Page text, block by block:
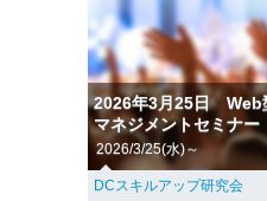
2026年3月25日 Web
マネジメントセミナー
2026/3/25(水)～
DCスキルアップ研究会